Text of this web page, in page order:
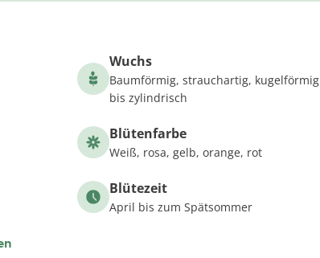
Wuchs
Baumförmig, strauchartig, kugelförmig
bis zylindrisch
Blütenfarbe
Weiß, rosa, gelb, orange, rot
Blütezeit
April bis zum Spätsommer